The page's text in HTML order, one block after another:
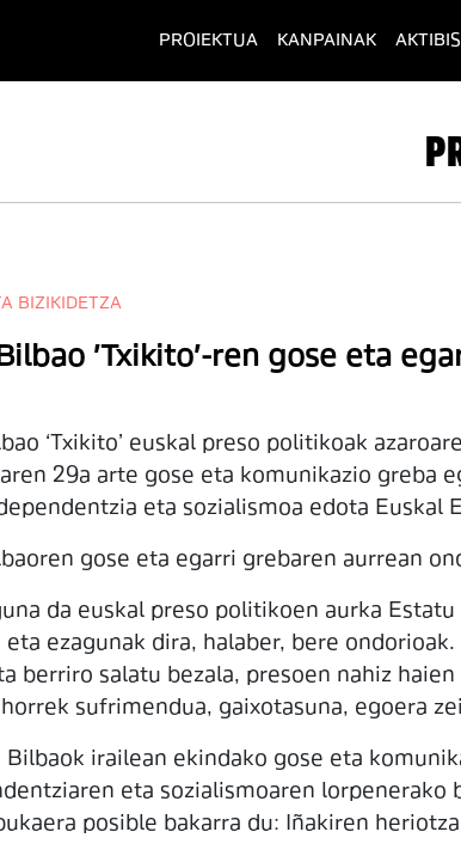
PROIEKTUA (current)
KANPAINAK
BIZIKIDETZA
'Txikito'-ren gose eta
‘Txikito’ euskal preso politikoak
29a arte gose eta komunikazio greba
eta sozialismoa edota Euskal
gose eta egarri grebaren aurrean
da euskal preso politikoen aurka
eta ezagunak dira, halaber, bere
berriro salatu bezala, presoen nahiz
sufrimendua, gaixotasuna, egoera
Bilbaok irailean ekindako gose eta
eta sozialismoaren
posible bakarra du: Iñakiren